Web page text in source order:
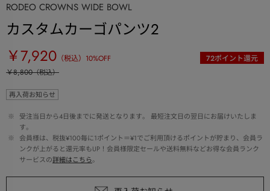
RODEO CROWNS WIDE BOWL
カスタムカーゴパンツ2
￥7,920 （税込） 10%OFF 72ポイント還元
￥8,800（税込）
再入荷お知らせ
※
受注当日から4日後までに発送となります。 最短注文日の翌日にお届けいたしま
す。
※
会員様は、税抜¥100毎に1ポイント＝¥1でご利用頂けるポイントが貯まり、会員ラ
ンクが上がると還元率もUP！会員様限定セールや送料無料などお得な会員ランク
サービスの詳細はこちら。